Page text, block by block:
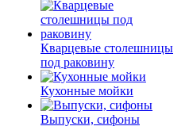
Кварцевые столешницы
под раковину
Кухонные мойки
Выпуски, сифоны